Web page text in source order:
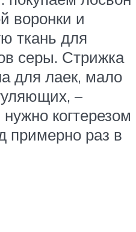
воронки и
ткань для
серы. Стрижка
для лаек, мало
–
нужно когтерезом
примерно раз в